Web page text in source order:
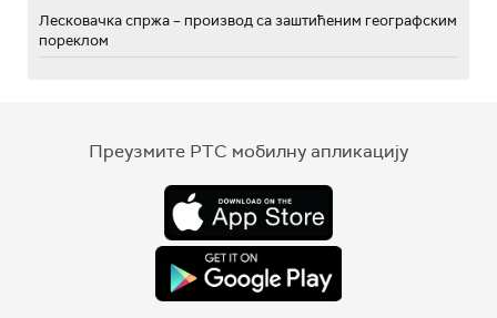
Лесковачка спржа – производ са заштићеним географским
пореклом
Преузмите РТС мобилну апликацију